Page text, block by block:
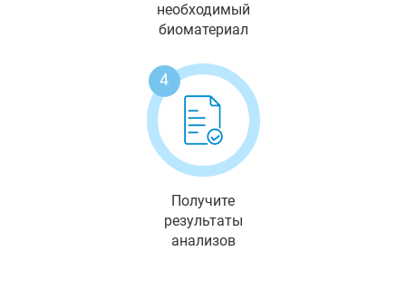
необходимый
биоматериал
4
Получите
результаты
анализов